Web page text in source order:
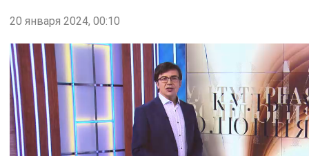
20 января 2024, 00:10